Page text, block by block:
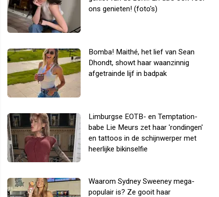
ons genieten! (foto's)
Bomba! Maithé, het lief van Sean
Dhondt, showt haar waanzinnig
afgetrainde lijf in badpak
Limburgse EOTB- en Temptation-
babe Lie Meurs zet haar 'rondingen'
en tattoos in de schijnwerper met
heerlijke bikinselfie
Waarom Sydney Sweeney mega-
populair is? Ze gooit haar